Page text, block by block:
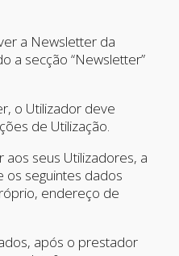
a Newsletter da
a secção “Newsletter”
o Utilizador deve
de Utilização.
seus Utilizadores, a
os seguintes dados
endereço de
após o prestador